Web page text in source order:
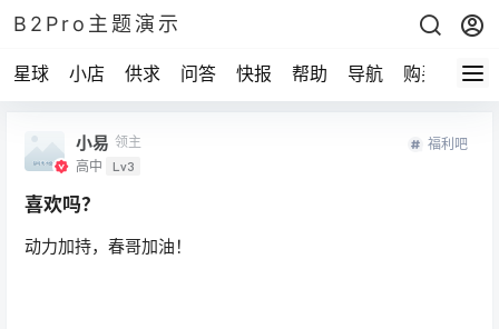
B2Pro主题演示
星球 小店 供求 问答 快报 帮助 导航 购买
小易 领主
高中
Lv3
福利吧
喜欢吗？
动力加持，春哥加油！